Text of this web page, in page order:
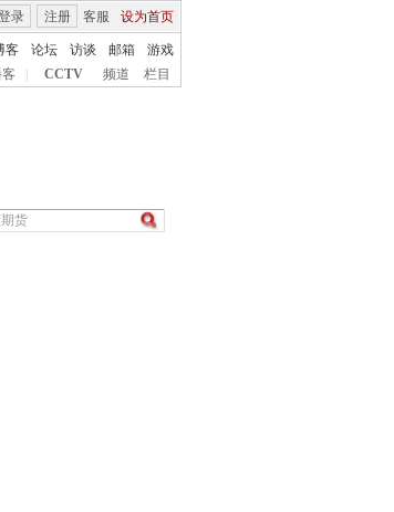
客服 设为首页
录 注册
客 论坛 访谈 邮箱
游戏
CCTV 频道 栏目